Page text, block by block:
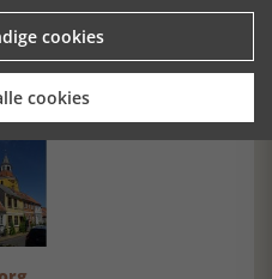
i verden på Museum
cookies
cookies